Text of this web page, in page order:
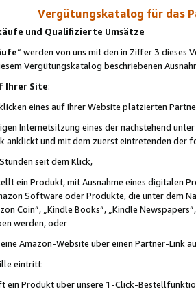
Vergütungskatalog für das
und Qualifizierte Umsätze
“ werden von uns mit den in Ziffer 3
Vergütungskatalog beschriebenen
Ihrer Site:
eines auf Ihrer Website platzierten
Internetsitzung eines der nachstehend
anklickt und mit dem zuerst eintretenden der
seit dem Klick,
ein Produkt, mit Ausnahme eines digitalen
Software oder Produkte, die unter dem
Coin“, „Kindle Books“, „Kindle
werden, oder
Amazon-Website über einen Partner-Link
eintritt:
ein Produkt über unsere 1-Click-